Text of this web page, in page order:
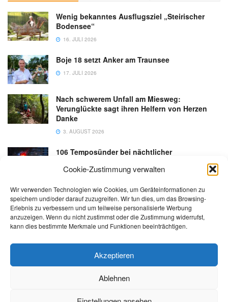
Cookie-Zustimmung verwalten
Wir verwenden Technologien wie Cookies, um Geräteinformationen zu
speichern und/oder darauf zuzugreifen. Wir tun dies, um das Browsing-
Erlebnis zu verbessern und um teilweise personalisierte Werbung
anzuzeigen. Wenn du nicht zustimmst oder die Zustimmung widerrufst,
kann dies bestimmte Merkmale und Funktionen beeinträchtigen.
Akzeptieren
Ablehnen
Wenig bekanntes Ausflugsziel „Steirischer
Bodensee“
16. JULI 2026
Boje 18 setzt Anker am Traunsee
17. JULI 2026
Nach schwerem Unfall am Miesweg:
Verunglückte sagt ihren Helfern von Herzen
Danke
3. AUGUST 2026
106 Temposünder bei nächtlicher